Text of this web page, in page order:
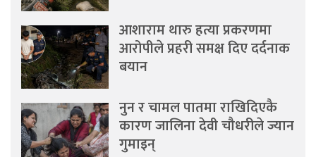
आशाराम थारु हत्या प्रकरणमा
आरोपीले प्रहरी समक्ष दिए दर्दनाक
बयान
नुन र चामल पातमा राखिदिएकै
कारण जालिना देवी चौधरीले ज्यान
गुमाइन्